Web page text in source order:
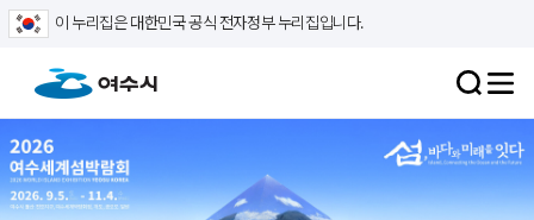
이 누리집은 대한민국 공식 전자정부 누리집입니다.